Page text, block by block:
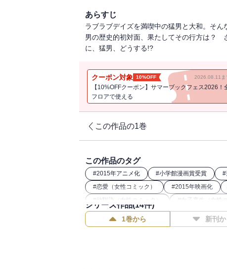
あらすじ
ラブラブデイズを満喫中の猛男と大和。そ
男の歴史的初対面、果たしてその行方は？
に、猛男、どうする!?
クーポン対象 10%OFF 2026.08.11ま
【10%OFFクーポン】サマーブックフェス2026！
フロアで使える
この作品の1巻
この作品のタグ
#2015年アニメ化 #小学館漫画賞受賞 #
#恋愛（女性コミック） #2015年映画化
# 幼馴染（女性コミック） # 女子高生（女性
シリーズ作品(14件)
1巻から 新刊か